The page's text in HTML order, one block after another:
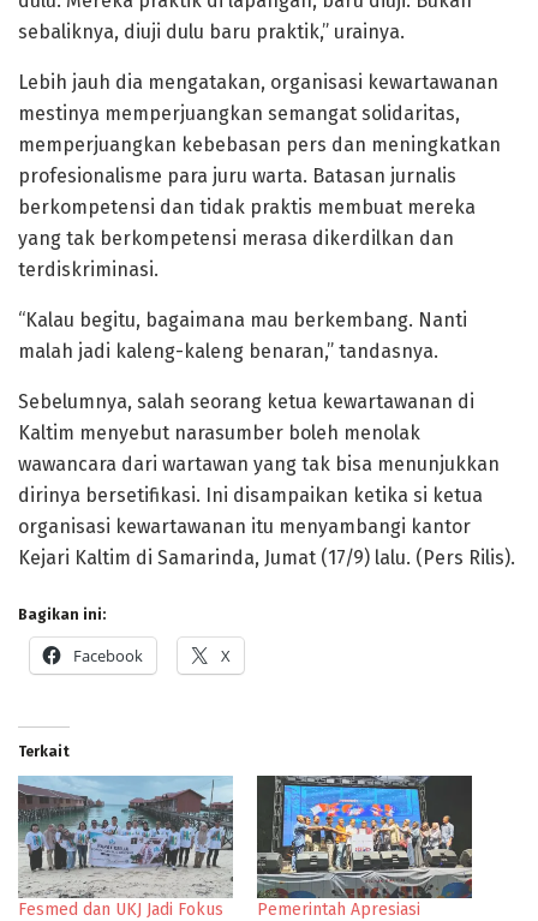
sebaliknya, diuji dulu baru praktik,” urainya.
Lebih jauh dia mengatakan, organisasi kewartawanan
mestinya memperjuangkan semangat solidaritas,
memperjuangkan kebebasan pers dan meningkatkan
profesionalisme para juru warta. Batasan jurnalis
berkompetensi dan tidak praktis membuat mereka
yang tak berkompetensi merasa dikerdilkan dan
terdiskriminasi.
“Kalau begitu, bagaimana mau berkembang. Nanti
malah jadi kaleng-kaleng benaran,” tandasnya.
Sebelumnya, salah seorang ketua kewartawanan di
Kaltim menyebut narasumber boleh menolak
wawancara dari wartawan yang tak bisa menunjukkan
dirinya bersetifikasi. Ini disampaikan ketika si ketua
organisasi kewartawanan itu menyambangi kantor
Kejari Kaltim di Samarinda, Jumat (17/9) lalu. (Pers Rilis).
Bagikan ini:
Facebook X
Terkait
Fesmed dan UKJ Jadi Fokus
Pemerintah Apresiasi